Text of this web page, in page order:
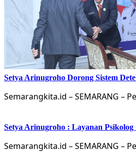
Setya Arinugroho Dorong Sistem
Semarangkita.id – SEMARANG –
Setya Arinugroho : Layanan
Semarangkita.id – SEMARANG –